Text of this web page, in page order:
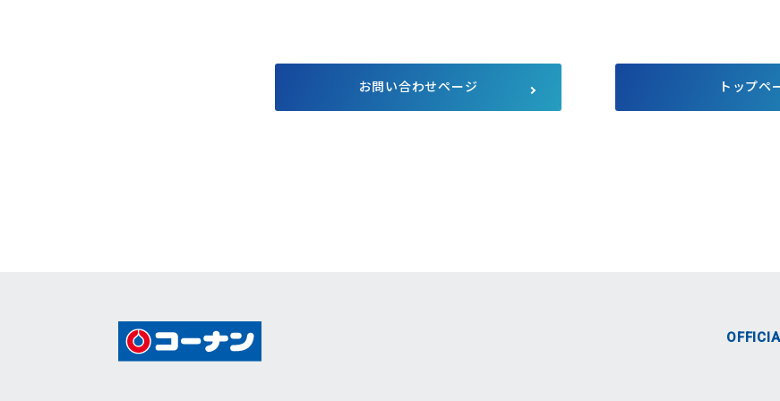
電子公告
個人投資家向け説明会
メディア等における当社のサス
コーナンTips Pet Plaza
お問い合わせページ トップペ